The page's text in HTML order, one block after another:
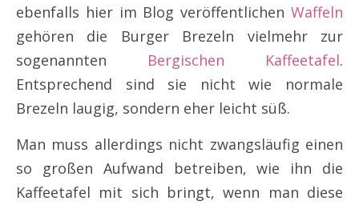
ebenfalls hier im Blog veröffentlichen Waffeln
gehören die Burger Brezeln vielmehr zur
sogenannten Bergischen Kaffeetafel.
Entsprechend sind sie nicht wie normale
Brezeln laugig, sondern eher leicht süß.
Man muss allerdings nicht zwangsläufig einen
so großen Aufwand betreiben, wie ihn die
Kaffeetafel mit sich bringt, wenn man diese